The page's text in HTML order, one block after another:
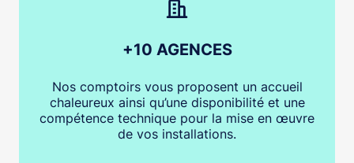
+10 AGENCES
Nos comptoirs vous proposent un accueil
chaleureux ainsi qu’une disponibilité et une
compétence technique pour la mise en œuvre
de vos installations.